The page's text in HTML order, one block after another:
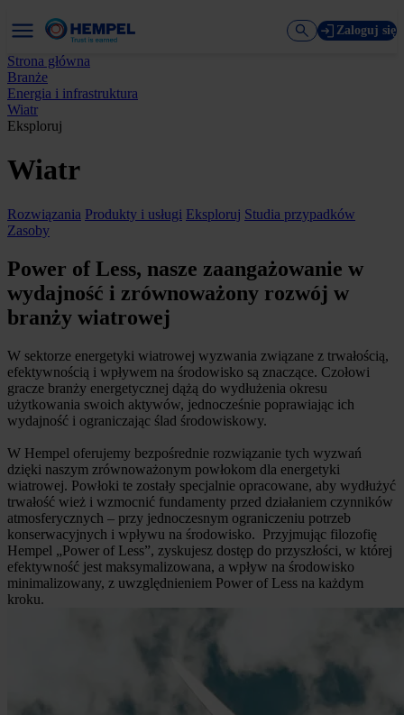
Zaloguj się
Strona główna
Branże
Energia i infrastruktura
Wiatr
Eksploruj
Wiatr
Rozwiązania Produkty i usługi Eksploruj Studia przypadków
Zasoby
Power of Less, nasze zaangażowanie w
wydajność i zrównoważony rozwój w
branży wiatrowej
W sektorze energetyki wiatrowej wyzwania związane z trwałością,
efektywnością i wpływem na środowisko są znaczące. Czołowi
gracze branży energetycznej dążą do wydłużenia okresu
użytkowania swoich aktywów, jednocześnie poprawiając ich
wydajność i ograniczając ślad środowiskowy.
W Hempel oferujemy bezpośrednie rozwiązanie tych wyzwań
dzięki naszym zrównoważonym powłokom dla energetyki
wiatrowej. Powłoki te zostały specjalnie opracowane, aby wydłużyć
trwałość wież i wzmocnić fundamenty przed działaniem czynników
atmosferycznych – przy jednoczesnym ograniczeniu potrzeb
konserwacyjnych i wpływu na środowisko. Przyjmując filozofię
Hempel „Power of Less”, zyskujesz dostęp do przyszłości, w której
efektywność jest maksymalizowana, a wpływ na środowisko
minimalizowany, z uwzględnieniem Power of Less na każdym
kroku.